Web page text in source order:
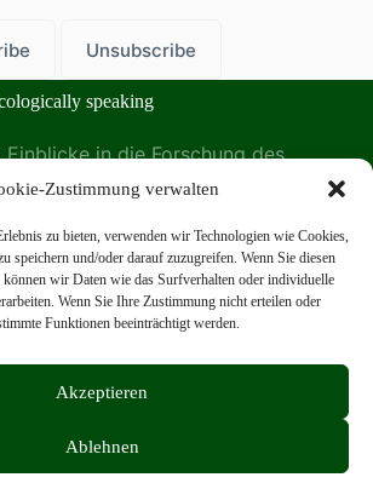
Zustimmung verwalten
zu bieten, verwenden wir Technologien wie Cookies,
speichern und/oder darauf zuzugreifen. Wenn Sie diesen
können wir Daten wie das Surfverhalten oder individuelle
Wenn Sie Ihre Zustimmung nicht erteilen oder
Funktionen beeinträchtigt werden.
Akzeptieren
Ablehnen
speaking
in die Forschung des
der Leuphana Universität
Lüneburg.
auf der Leuphana Website
finden Sie hier:
- Institut für Ökologie, Leuphana